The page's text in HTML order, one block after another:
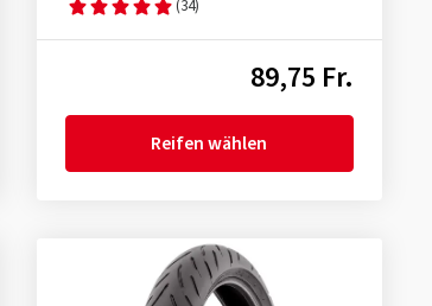
(34)
89,75 Fr.
Reifen wählen